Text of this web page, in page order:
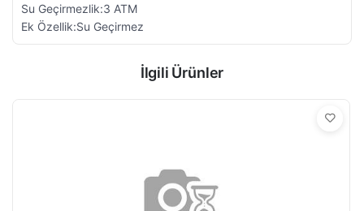
Su Geçirmezlik:3 ATM
Ek Özellik:Su Geçirmez
İlgili Ürünler